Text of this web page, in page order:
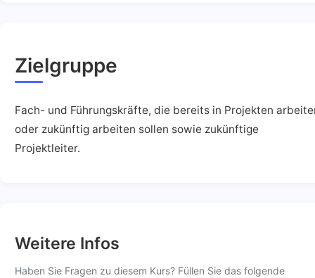
Zielgruppe
Fach- und Führungskräfte, die bereits in Projekten
oder zukünftig arbeiten sollen sowie zukünftige
Projektleiter.
Weitere Infos
Haben Sie Fragen zu diesem Kurs? Füllen Sie das folgende